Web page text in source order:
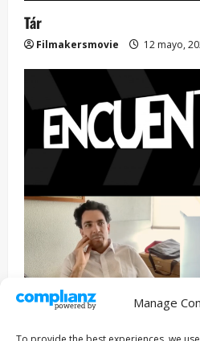
Manage
Tár
Filmakersmovie 12 mayo,
Entrevista Series